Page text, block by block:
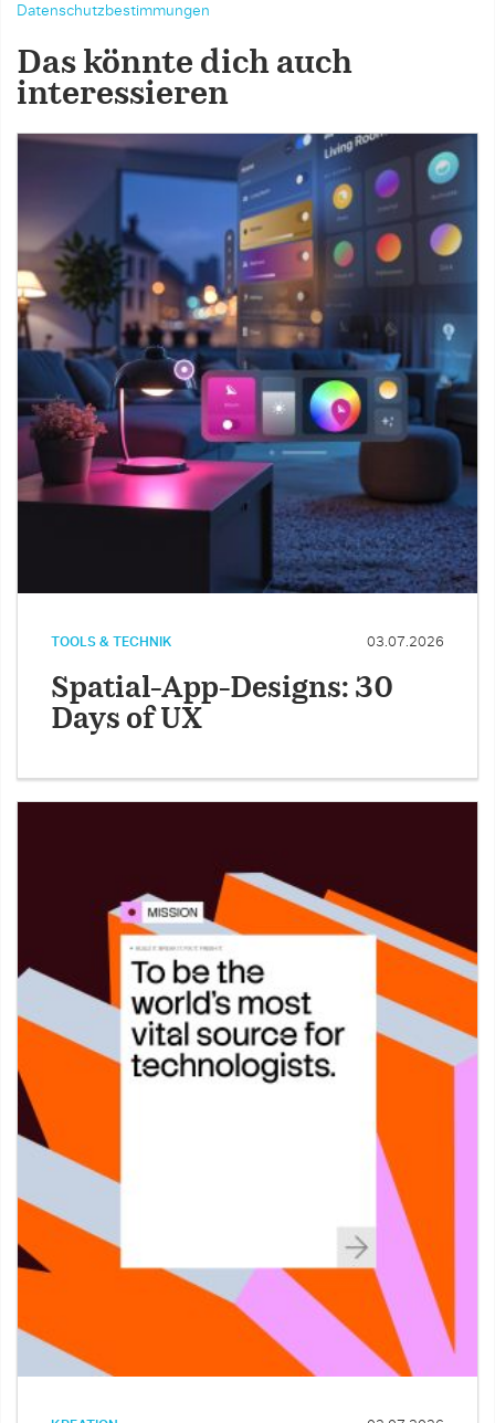
Datenschutzbestimmungen
Das könnte dich auch
interessieren
TOOLS & TECHNIK 03.07.2026
Spatial-App-Designs: 30
Days of UX